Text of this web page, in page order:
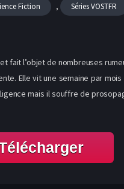
Fiction , Séries VOSTFR
fait l’objet de nombreuses
Elle vit une semaine par
mais il souffre de